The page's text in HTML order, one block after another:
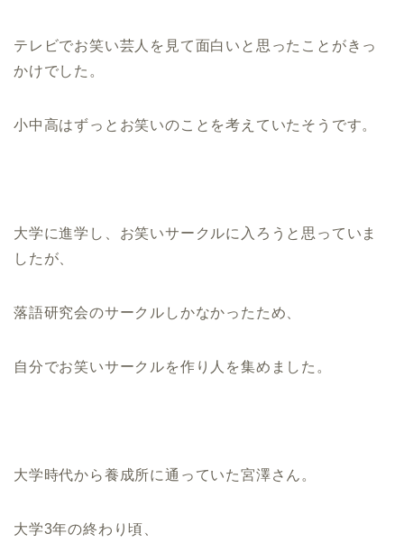
テレビでお笑い芸人を見て面白いと思ったことがきっ
かけでした。
小中高はずっとお笑いのことを考えていたそうです。
大学に進学し、お笑いサークルに入ろうと思っていま
したが、
落語研究会のサークルしかなかったため、
自分でお笑いサークルを作り人を集めました。
大学時代から養成所に通っていた宮澤さん。
大学3年の終わり頃、